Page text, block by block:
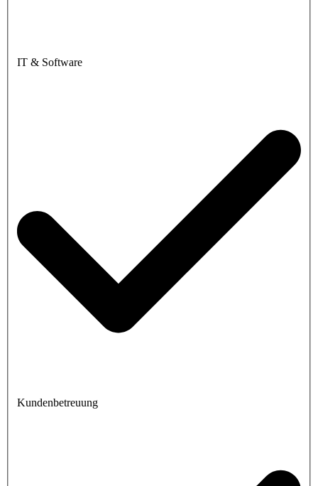
IT & Software
Kundenbetreuung